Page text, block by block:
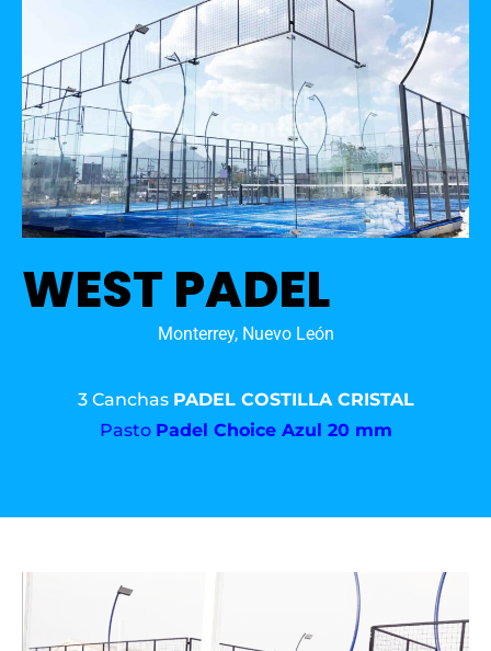
WEST PADEL
Monterrey, Nuevo León
3 Canchas PADEL COSTILLA CRISTAL
Pasto Padel Choice Azul 20 mm